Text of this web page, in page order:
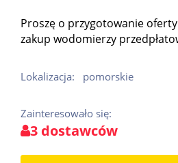
Proszę o przygotowanie
zakup wodomierzy
Lokalizacja: pomorskie
Zainteresowało się:
3 dostawców